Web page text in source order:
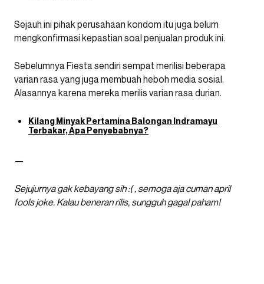
Sejauh ini pihak perusahaan kondom itu juga belum
mengkonfirmasi kepastian soal penjualan produk ini.
Sebelumnya Fiesta sendiri sempat merilisi beberapa
varian rasa yang juga membuah heboh media sosial.
Alasannya karena mereka merilis varian rasa durian.
Kilang Minyak Pertamina Balongan Indramayu
Terbakar, Apa Penyebabnya?
—
Sejujurnya gak kebayang sih :( , semoga aja cuman april
fools joke. Kalau beneran rilis, sungguh gagal paham!